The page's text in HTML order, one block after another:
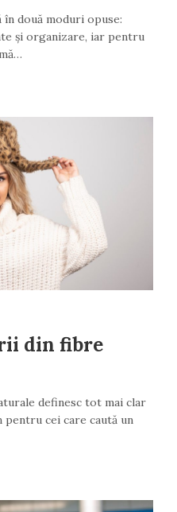
în două moduri opuse:
și organizare, iar pentru
din fibre
definesc tot mai clar
cei care caută un